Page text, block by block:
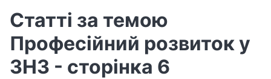
Статті за темою
Професійний розвиток у
ЗНЗ - сторінка 6